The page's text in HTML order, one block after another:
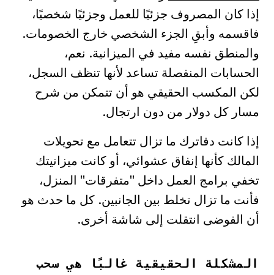
إذا كان المصروف جزئيًا للعمل وجزئيًا شخصيًا،
فاقسمه وأبقِ الجزء الشخصي خارج الخصومات.
والمنطق نفسه مفيد في الميزانية. نعم،
الحسابات المنفصلة تساعد لأنها تنظف السجل،
لكن المكسب الحقيقي هو أن تتمكن من شرح
مسار كل دولار من دون ارتجال.
إذا كانت دفاترك ما تزال تتعامل مع تحويلات
المالك كأنها إنفاق عشوائي، أو كانت ميزانيتك
تخفي برامج العمل داخل "متفرقات" المنزل،
فأنت ما تزال تخلط بين الجانبين. كل ما حدث هو
أن الفوضى انتقلت إلى شاشة أخرى.
المشكلة الحقيقية غالبًا هي سحب